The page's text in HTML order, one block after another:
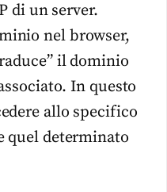
di un server.
nel browser,
il dominio
In questo
allo specifico
quel determinato